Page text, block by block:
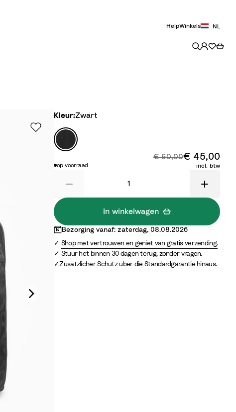
HelpWinkels NL
Kleur
Kleur:Zwart
Z
w
rop voorraad
Originele prijs:
€ 60,00€ 45,00
incl. btw
In winkelwagen
Bezorging vanaf: zaterdag, 08.08.2026
Shop met vertrouwen en geniet van gratis verzending.
Stuur het binnen 30 dagen terug, zonder vragen.
Zusätzlicher Schutz über die Standardgarantie hinaus.